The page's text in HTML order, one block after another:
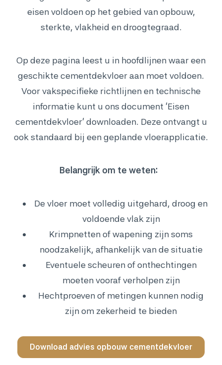
eisen voldoen op het gebied van opbouw,
sterkte, vlakheid en droogtegraad.
Op deze pagina leest u in hoofdlijnen waar een
geschikte cementdekvloer aan moet voldoen.
Voor vakspecifieke richtlijnen en technische
informatie kunt u ons document ‘Eisen
cementdekvloer’ downloaden. Deze ontvangt u
ook standaard bij een geplande vloerapplicatie.
Belangrijk om te weten:
De vloer moet volledig uitgehard, droog en
voldoende vlak zijn
Krimpnetten of wapening zijn soms
noodzakelijk, afhankelijk van de situatie
Eventuele scheuren of onthechtingen
moeten vooraf verholpen zijn
Hechtproeven of metingen kunnen nodig
zijn om zekerheid te bieden
Download advies opbouw cementdekvloer